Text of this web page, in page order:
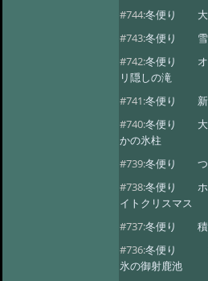
#744:冬便り 大
#743:冬便り 雪
#742:冬便り オ
リ隠しの滝
#741:冬便り 新
#740:冬便り 大
かの氷柱
#739:冬便り つ
#738:冬便り ホ
イトクリスマス
#737:冬便り 積
#736:冬便り
氷の御射鹿池